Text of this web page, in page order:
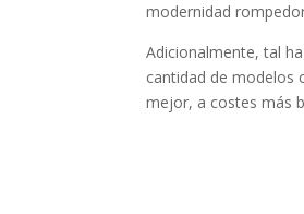
modernidad
Adicionalmente, tal
cantidad de modelos
mejor, a costes más